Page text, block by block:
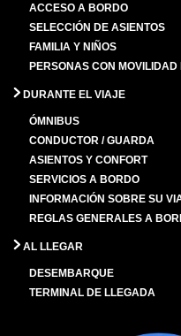
ACCESO A BORDO
SELECCIÓN DE ASIENTOS
FAMILIA Y NIÑOS
PERSONAS CON
DURANTE EL VIAJE
ÓMNIBUS
CONDUCTOR / GUARDA
ASIENTOS Y CONFORT
SERVICIOS A BORDO
INFORMACIÓN SOBRE SU
REGLAS GENERALES A
AL LLEGAR
DESEMBARQUE
TERMINAL DE LLEGADA